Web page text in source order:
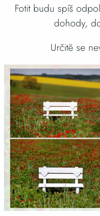
Fotit budu spíš
dohody,
Určitě se